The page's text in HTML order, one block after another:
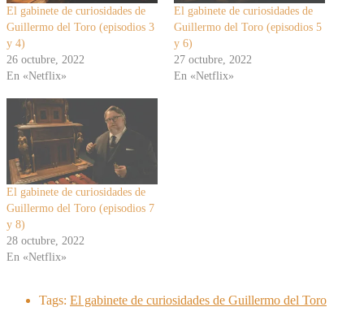
El gabinete de curiosidades de
Guillermo del Toro (episodios 3
y 4)
26 octubre, 2022
En «Netflix»
El gabinete de curiosidades de
Guillermo del Toro (episodios 5
y 6)
27 octubre, 2022
En «Netflix»
El gabinete de curiosidades de
Guillermo del Toro (episodios 7
y 8)
28 octubre, 2022
En «Netflix»
Tags: El gabinete de curiosidades de Guillermo del Toro